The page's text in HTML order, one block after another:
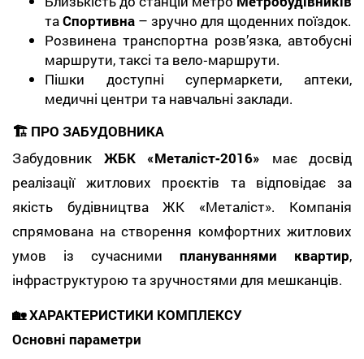
таСпортивна – зручно для щоденних поїздок.
Розвинена транспортна розв’язка, автобусні
маршрути, таксі та вело‑маршрути.
Пішки доступні супермаркети, аптеки,
медичні центри та навчальні заклади.
🏗️ ПРО ЗАБУДОВНИКА
Забудовник ЖБК «Металіст‑2016» має досвід
реалізації житлових проєктів та відповідає за
якість будівництва ЖК «Металіст». Компанія
спрямована на створення комфортних житлових
умов із сучасними плануваннями квартир,
інфраструктурою та зручностями для мешканців.
🏡 ХАРАКТЕРИСТИКИ КОМПЛЕКСУ
Основні параметри